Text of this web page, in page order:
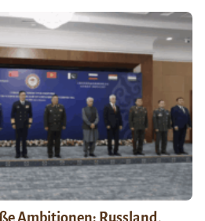
Ambitionen: Russland,